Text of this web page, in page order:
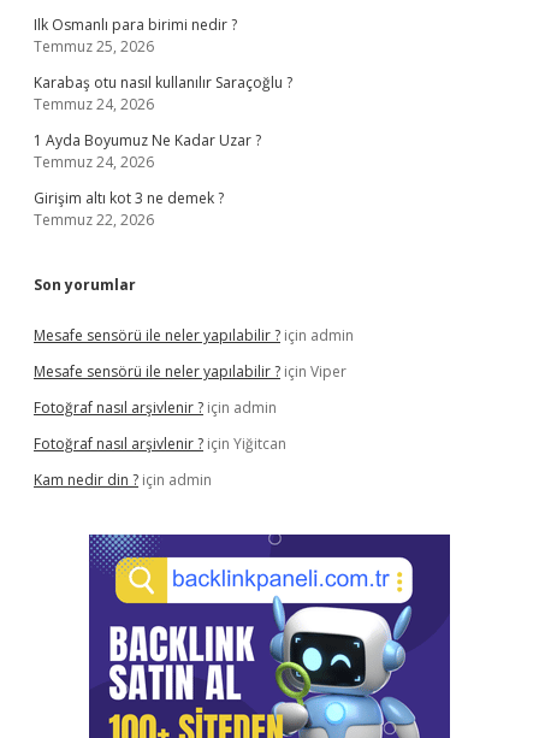
Ilk Osmanlı para birimi nedir ?
Temmuz 25, 2026
Karabaş otu nasıl kullanılır Saraçoğlu ?
Temmuz 24, 2026
1 Ayda Boyumuz Ne Kadar Uzar ?
Temmuz 24, 2026
Girişim altı kot 3 ne demek ?
Temmuz 22, 2026
Son yorumlar
Mesafe sensörü ile neler yapılabilir ? için admin
Mesafe sensörü ile neler yapılabilir ? için Viper
Fotoğraf nasıl arşivlenir ? için admin
Fotoğraf nasıl arşivlenir ? için Yiğitcan
Kam nedir din ? için admin